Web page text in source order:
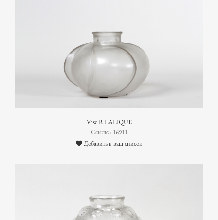
Vase R.LALIQUE
Ссылка: 16911
Добавить в ваш список